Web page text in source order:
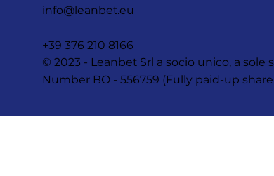
info@leanbet.eu
+39 376 210 8166
© 2023 - Leanbet Srl a socio unico, a
Number BO - 556759 (Fully paid-up